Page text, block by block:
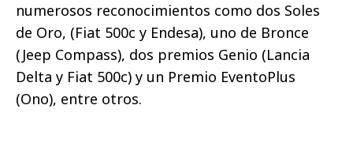
numerosos reconocimientos como dos Soles
de Oro, (Fiat 500c y Endesa), uno de Bronce
(Jeep Compass), dos premios Genio (Lancia
Delta y Fiat 500c) y un Premio EventoPlus
(Ono), entre otros.